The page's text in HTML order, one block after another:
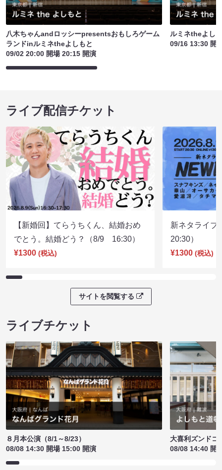
八木ちゃんandロッシーpresentsおもしろゲーム
ランドinルミネtheよしもと
09/02 20:00 開場 20:15 開演
ルミネtheよし
09/16 13:30 開
ライブ配信チケット
【新婚回】てらうちくん、結婚おめ
でとう。結婚どう？（8/9 16:30）
¥1300 (税込)
新ネタライ
20:30）
¥1300 (税込)
サイトを閲覧する
ライブチケット
８月本公演（8/1～8/23）
08/08 14:30 開場 15:00 開演
大喜利ズンドコ
08/08 14:40 開